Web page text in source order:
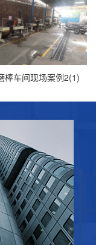
棒车间现场案例2(1)